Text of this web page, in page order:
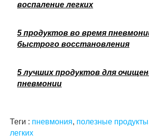
воспаление легких
5 продуктов во время
быстрого восстановления
5 лучших продуктов для
пневмонии
Теги : пневмония, полезные продукты
легких